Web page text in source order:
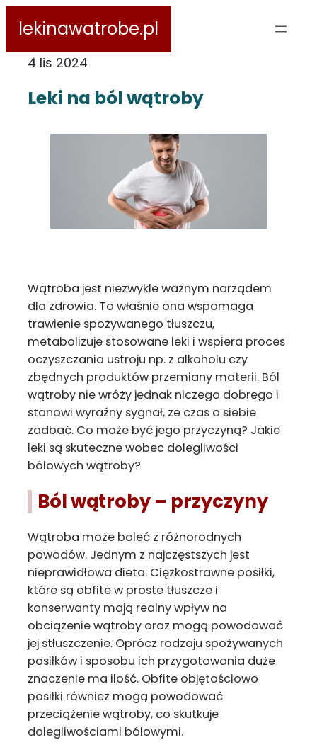
do
treści
lekinawatrobe.pl
4 lis 2024
Leki na ból wątroby
Wątroba jest niezwykle ważnym narządem
dla zdrowia. To właśnie ona wspomaga
trawienie spożywanego tłuszczu,
metabolizuje stosowane leki i wspiera proces
oczyszczania ustroju np. z alkoholu czy
zbędnych produktów przemiany materii. Ból
wątroby nie wróży jednak niczego dobrego i
stanowi wyraźny sygnał, że czas o siebie
zadbać. Co może być jego przyczyną? Jakie
leki są skuteczne wobec dolegliwości
bólowych wątroby?
Ból wątroby – przyczyny
Wątroba może boleć z różnorodnych
powodów. Jednym z najczęstszych jest
nieprawidłowa dieta. Ciężkostrawne posiłki,
które są obfite w proste tłuszcze i
konserwanty mają realny wpływ na
obciążenie wątroby oraz mogą powodować
jej stłuszczenie. Oprócz rodzaju spożywanych
posiłków i sposobu ich przygotowania duże
znaczenie ma ilość. Obfite objętościowo
posiłki również mogą powodować
przeciążenie wątroby, co skutkuje
dolegliwościami bólowymi.